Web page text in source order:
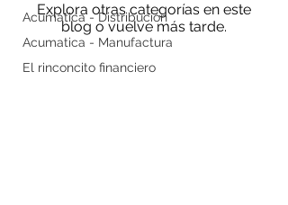
Acumatica - Distribución
Acumatica - Manufactura
El rinconcito financiero
Explora otras categorías en este
blog o vuelve más tarde.